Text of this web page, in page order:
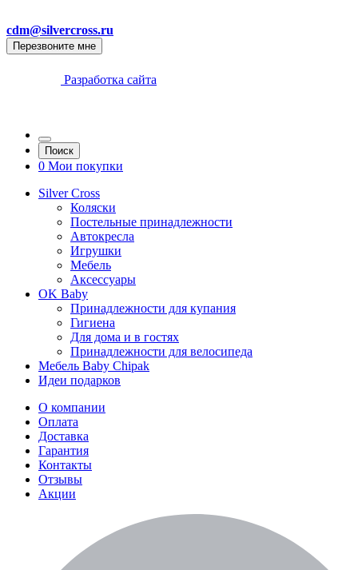
cdm@silvercross.ru
Перезвоните мне
Разработка сайта
Поиск
0 Мои покупки
Silver Cross
Коляски
Постельные принадлежности
Автокресла
Игрушки
Мебель
Аксессуары
OK Baby
Принадлежности для купания
Гигиена
Для дома и в гостях
Принадлежности для велосипеда
Мебель Baby Chipak
Идеи подарков
О компании
Оплата
Доставка
Гарантия
Контакты
Отзывы
Акции